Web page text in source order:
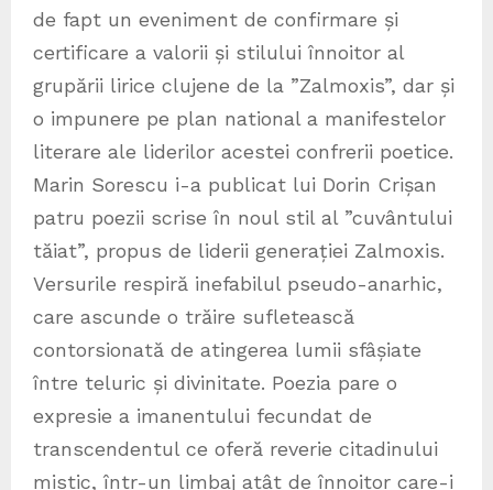
de fapt un eveniment de confirmare și
certificare a valorii și stilului înnoitor al
grupării lirice clujene de la ”Zalmoxis”, dar și
o impunere pe plan national a manifestelor
literare ale liderilor acestei confrerii poetice.
Marin Sorescu i-a publicat lui Dorin Crișan
patru poezii scrise în noul stil al ”cuvântului
tăiat”, propus de liderii generației Zalmoxis.
Versurile respiră inefabilul pseudo-anarhic,
care ascunde o trăire sufletească
contorsionată de atingerea lumii sfâșiate
între teluric și divinitate. Poezia pare o
expresie a imanentului fecundat de
transcendentul ce oferă reverie citadinului
mistic, într-un limbaj atât de înnoitor care-i